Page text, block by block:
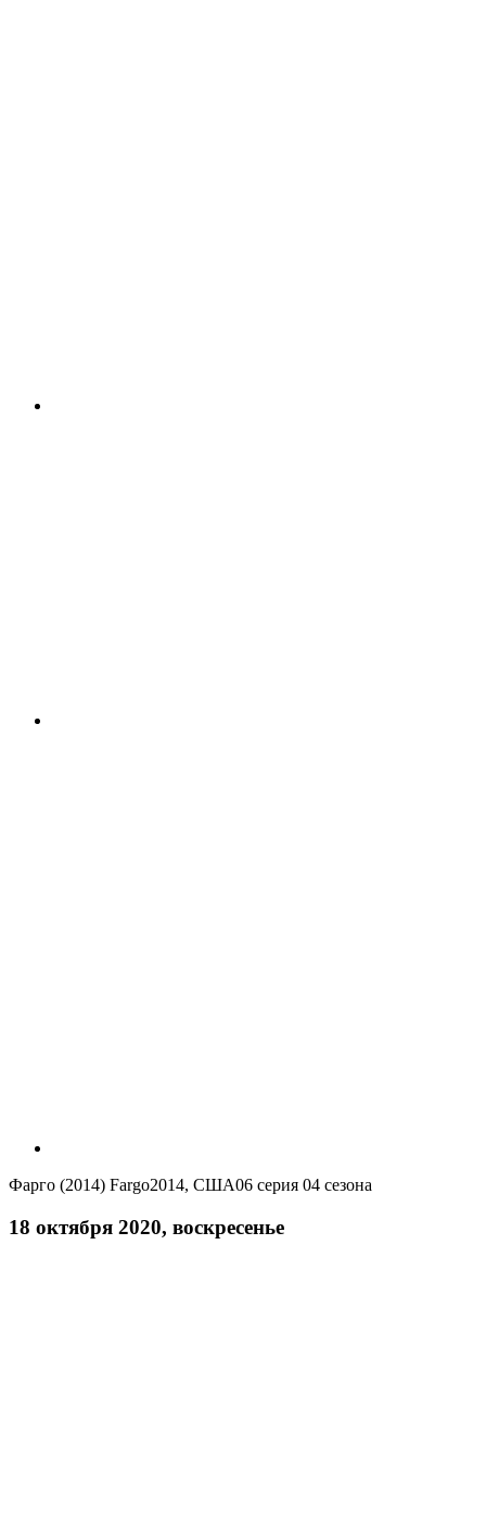
Фарго (2014) Fargo2014, США06 серия 04 сезона
18 октября 2020, воскресенье